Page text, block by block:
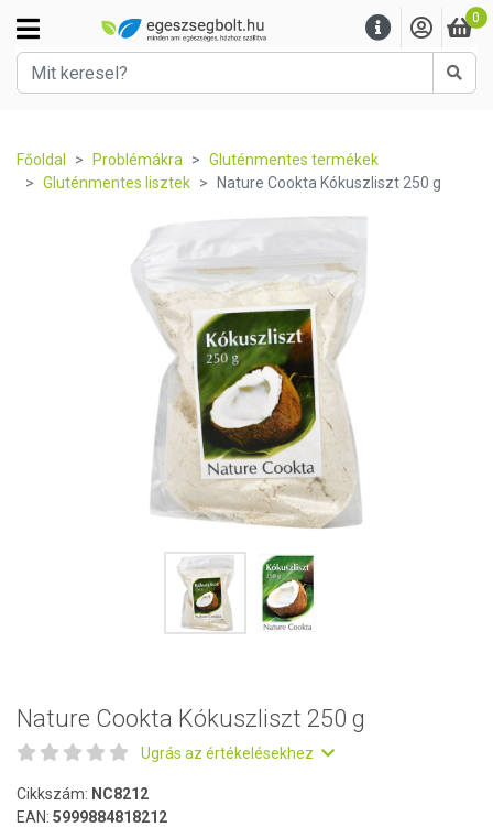
0
Főoldal Problémákra
Gluténmentes termékek
Gluténmentes lisztek
Nature Cookta Kókuszliszt 250 g
Nature Cookta Kókuszliszt 250 g
Ugrás az értékelésekhez
Cikkszám: NC8212
EAN: 5999884818212